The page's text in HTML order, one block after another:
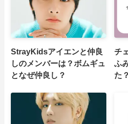
StrayKidsアイエンと仲良
しのメンバーは？ボムギュ
となぜ仲良し？
チ
ふ
た